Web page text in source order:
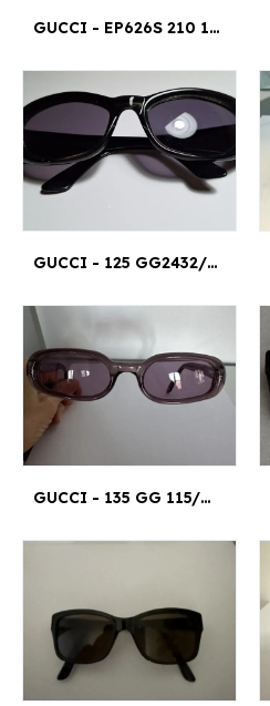
GUCCI - EP626S 210 130 56¤19
GUCCI - 125 GG2432/S 3 XA
GUCCI - 135 GG 115/NS 5102